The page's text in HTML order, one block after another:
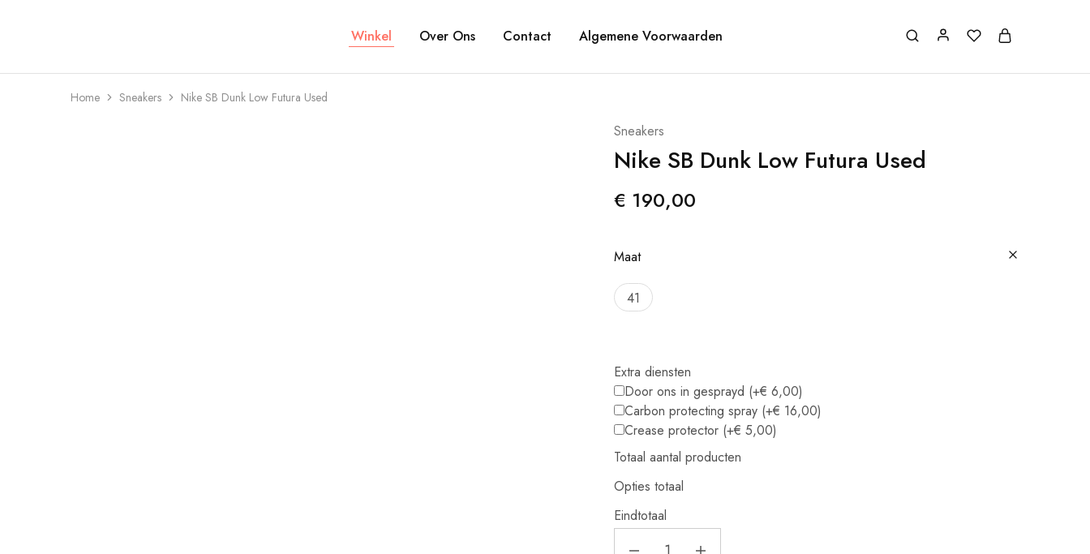
Winkel Over Ons Contact Algemene Voorwaarden
Home Sneakers Nike SB Dunk Low Futura Used
Sneakers
Nike SB Dunk Low Futura Used
€ 190,00
Maat
41
Extra diensten
Door ons in gesprayd (+€ 6,00)
Carbon protecting spray (+€ 16,00)
Crease protector (+€ 5,00)
Totaal aantal producten
Opties totaal
Eindtotaal